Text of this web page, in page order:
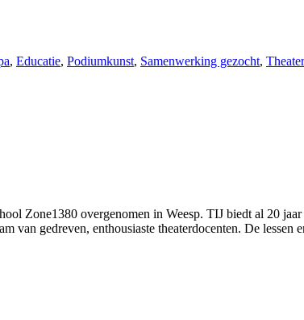
, Educatie, Podiumkunst, Samenwerking gezocht, Theater
Zone1380 overgenomen in Weesp. TIJ biedt al 20
van gedreven, enthousiaste theaterdocenten. De